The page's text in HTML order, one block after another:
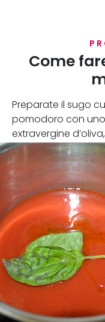
Come
Preparate il sugo
pomodoro con
extravergine